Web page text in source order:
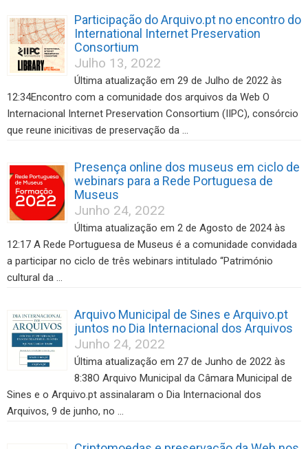
Participação do Arquivo.pt no encontro do
International Internet Preservation
Consortium
Julho 13, 2022
Última atualização em 29 de Julho de 2022 às
12:34Encontro com a comunidade dos arquivos da Web O
Internacional Internet Preservation Consortium (IIPC), consórcio
que reune inicitivas de preservação da …
Presença online dos museus em ciclo de
webinars para a Rede Portuguesa de
Museus
Junho 24, 2022
Última atualização em 2 de Agosto de 2024 às
12:17 A Rede Portuguesa de Museus é a comunidade convidada
a participar no ciclo de três webinars intitulado “Património
cultural da …
Arquivo Municipal de Sines e Arquivo.pt
juntos no Dia Internacional dos Arquivos
Junho 24, 2022
Última atualização em 27 de Junho de 2022 às
8:38O Arquivo Municipal da Câmara Municipal de
Sines e o Arquivo.pt assinalaram o Dia Internacional dos
Arquivos, 9 de junho, no …